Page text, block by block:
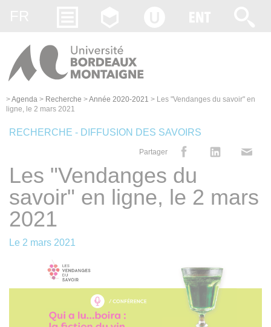
>Agenda > Recherche >Année 2020-2021 > Les "Vendanges du savoir" en
ligne, le 2 mars 2021
RECHERCHE - DIFFUSION DES SAVOIRS
Partager
Les "Vendanges du
savoir" en ligne, le 2 mars
2021
Le 2 mars 2021